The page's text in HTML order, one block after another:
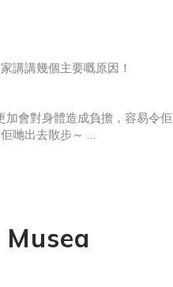
講講幾個主要嘅原因！
會對身體造成負擔，容易令佢
哋出去散步～
等等嘅問題。因為長期留在
Musea